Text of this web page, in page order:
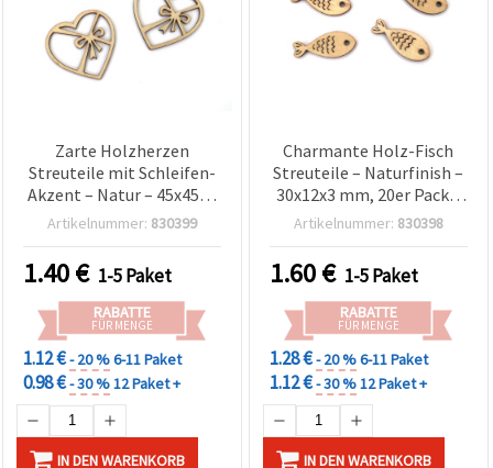
Zarte Holzherzen
Streuteile mit Schleifen-
Akzent – Natur – 45x45x3
mm, 8er Pack – ideal für
Hochzeitsdeko &
Scrapbooking
Artikelnummer: 830399
1.40€ 1-5 Paket
RABATTE
FÜR MENGE
1.12 €- 20 %6-11 Paket
0.98 €- 30 %12 Paket +
IN DEN WARENKORB
Charmante Holz-Fisch
Streuteile – Naturfinish –
30x12x3 mm, 20er Pack –
Ideal für DIY Basteln,
Kreativprojekte
Artikelnummer: 830398
1.60€ 1-5 Paket
RABATTE
FÜR MENGE
1.28 €- 20 %6-11 Paket
1.12 €- 30 %12 Paket +
IN DEN WARENKORB